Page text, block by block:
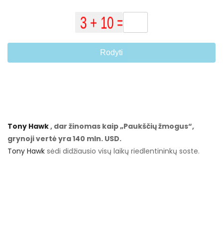
Rodyti
Tony Hawk, dar žinomas kaip „Paukščių žmogus“,
grynoji vertė yra 140 mln. USD.
Tony Hawk sėdi didžiausio visų laikų riedlentininkų soste.